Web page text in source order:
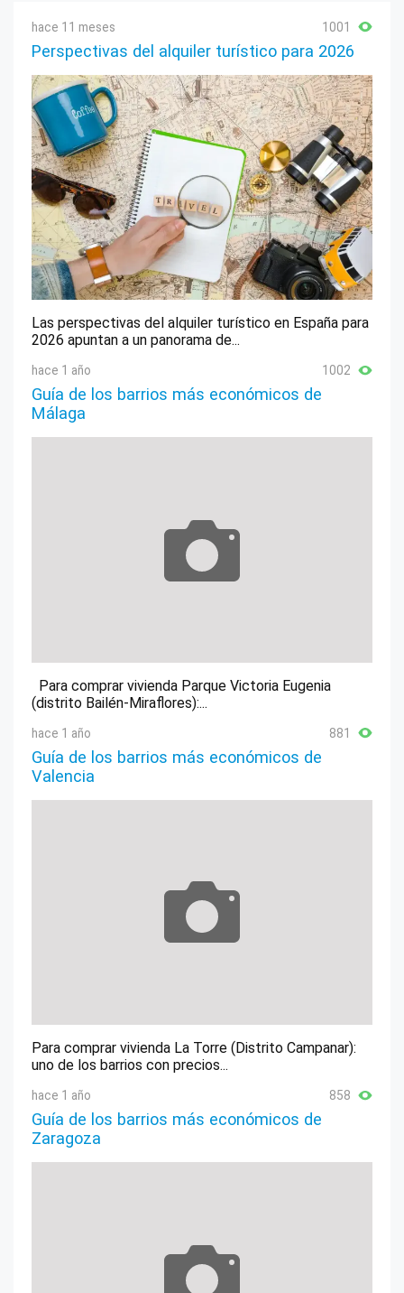
hace 11 meses 1001
Perspectivas del alquiler turístico para 2026
Las perspectivas del alquiler turístico en España para
2026 apuntan a un panorama de...
hace 1 año 1002
Guía de los barrios más económicos de
Málaga
Para comprar vivienda Parque Victoria Eugenia
(distrito Bailén-Miraflores):...
hace 1 año 881
Guía de los barrios más económicos de
Valencia
Para comprar vivienda La Torre (Distrito Campanar):
uno de los barrios con precios...
hace 1 año 858
Guía de los barrios más económicos de
Zaragoza